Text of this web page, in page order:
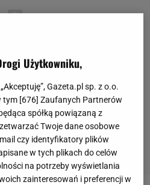
Użytkowniku,
Gazeta.pl sp. z o.o.
tym [676] Zaufanych Partnerów
spółką powiązaną z
Twoje dane osobowe
czy identyfikatory plików
w tych plikach do celów
na potrzeby wyświetlania
zainteresowań i preferencji w